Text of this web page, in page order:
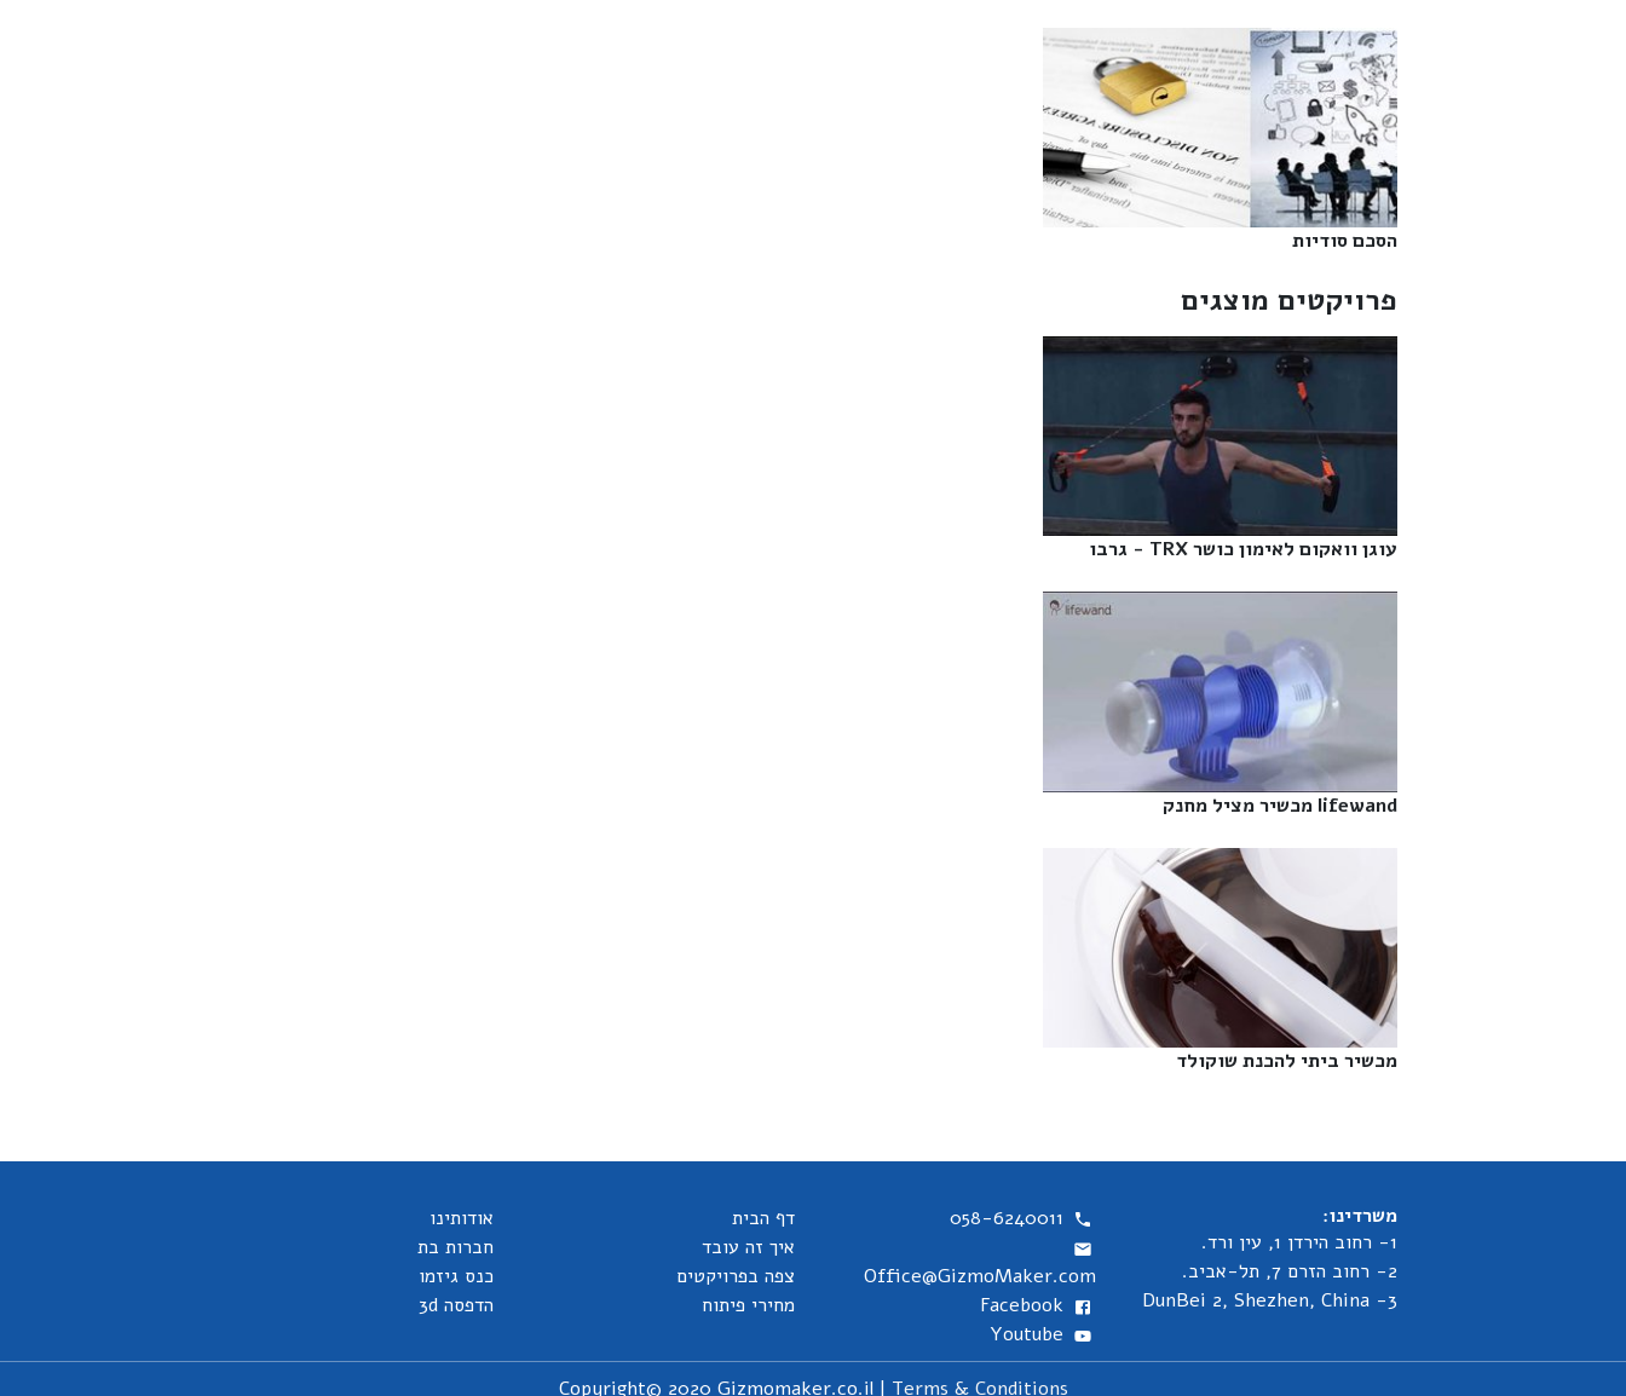
הסכם סודיות‎
פרויקטים מוצגים
עוגן וואקום לאימון כושר TRX - גרבו‎
lifewand מכשיר מציל מחנק‎
מכשיר ביתי להכנת שוקולד‎
משרדינו:
1- רחוב הירדן 1, עין ורד.
2- רחוב הזרם 7, תל-אביב.
3- DunBei 2, Shezhen, China
058-6240011
Office@GizmoMaker.com
Facebook
Youtube
דף הבית
איך זה עובד
צפה בפרויקטים
מחירי פיתוח
אודותינו
חברות בת
כנס גיזמו
הדפסה 3d
Copyright© 2020 Gizmomaker.co.il | Terms & Conditions